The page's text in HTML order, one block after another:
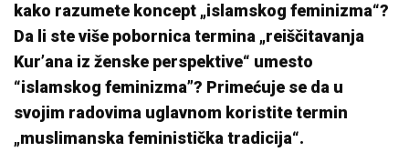
kako razumete koncept „islamskog feminizma“?
Da li ste više pobornica termina „reiščitavanja
Kur’ana iz ženske perspektive“ umesto
“islamskog feminizma”? Primećuje se da u
svojim radovima uglavnom koristite termin
„muslimanska feministička tradicija“.